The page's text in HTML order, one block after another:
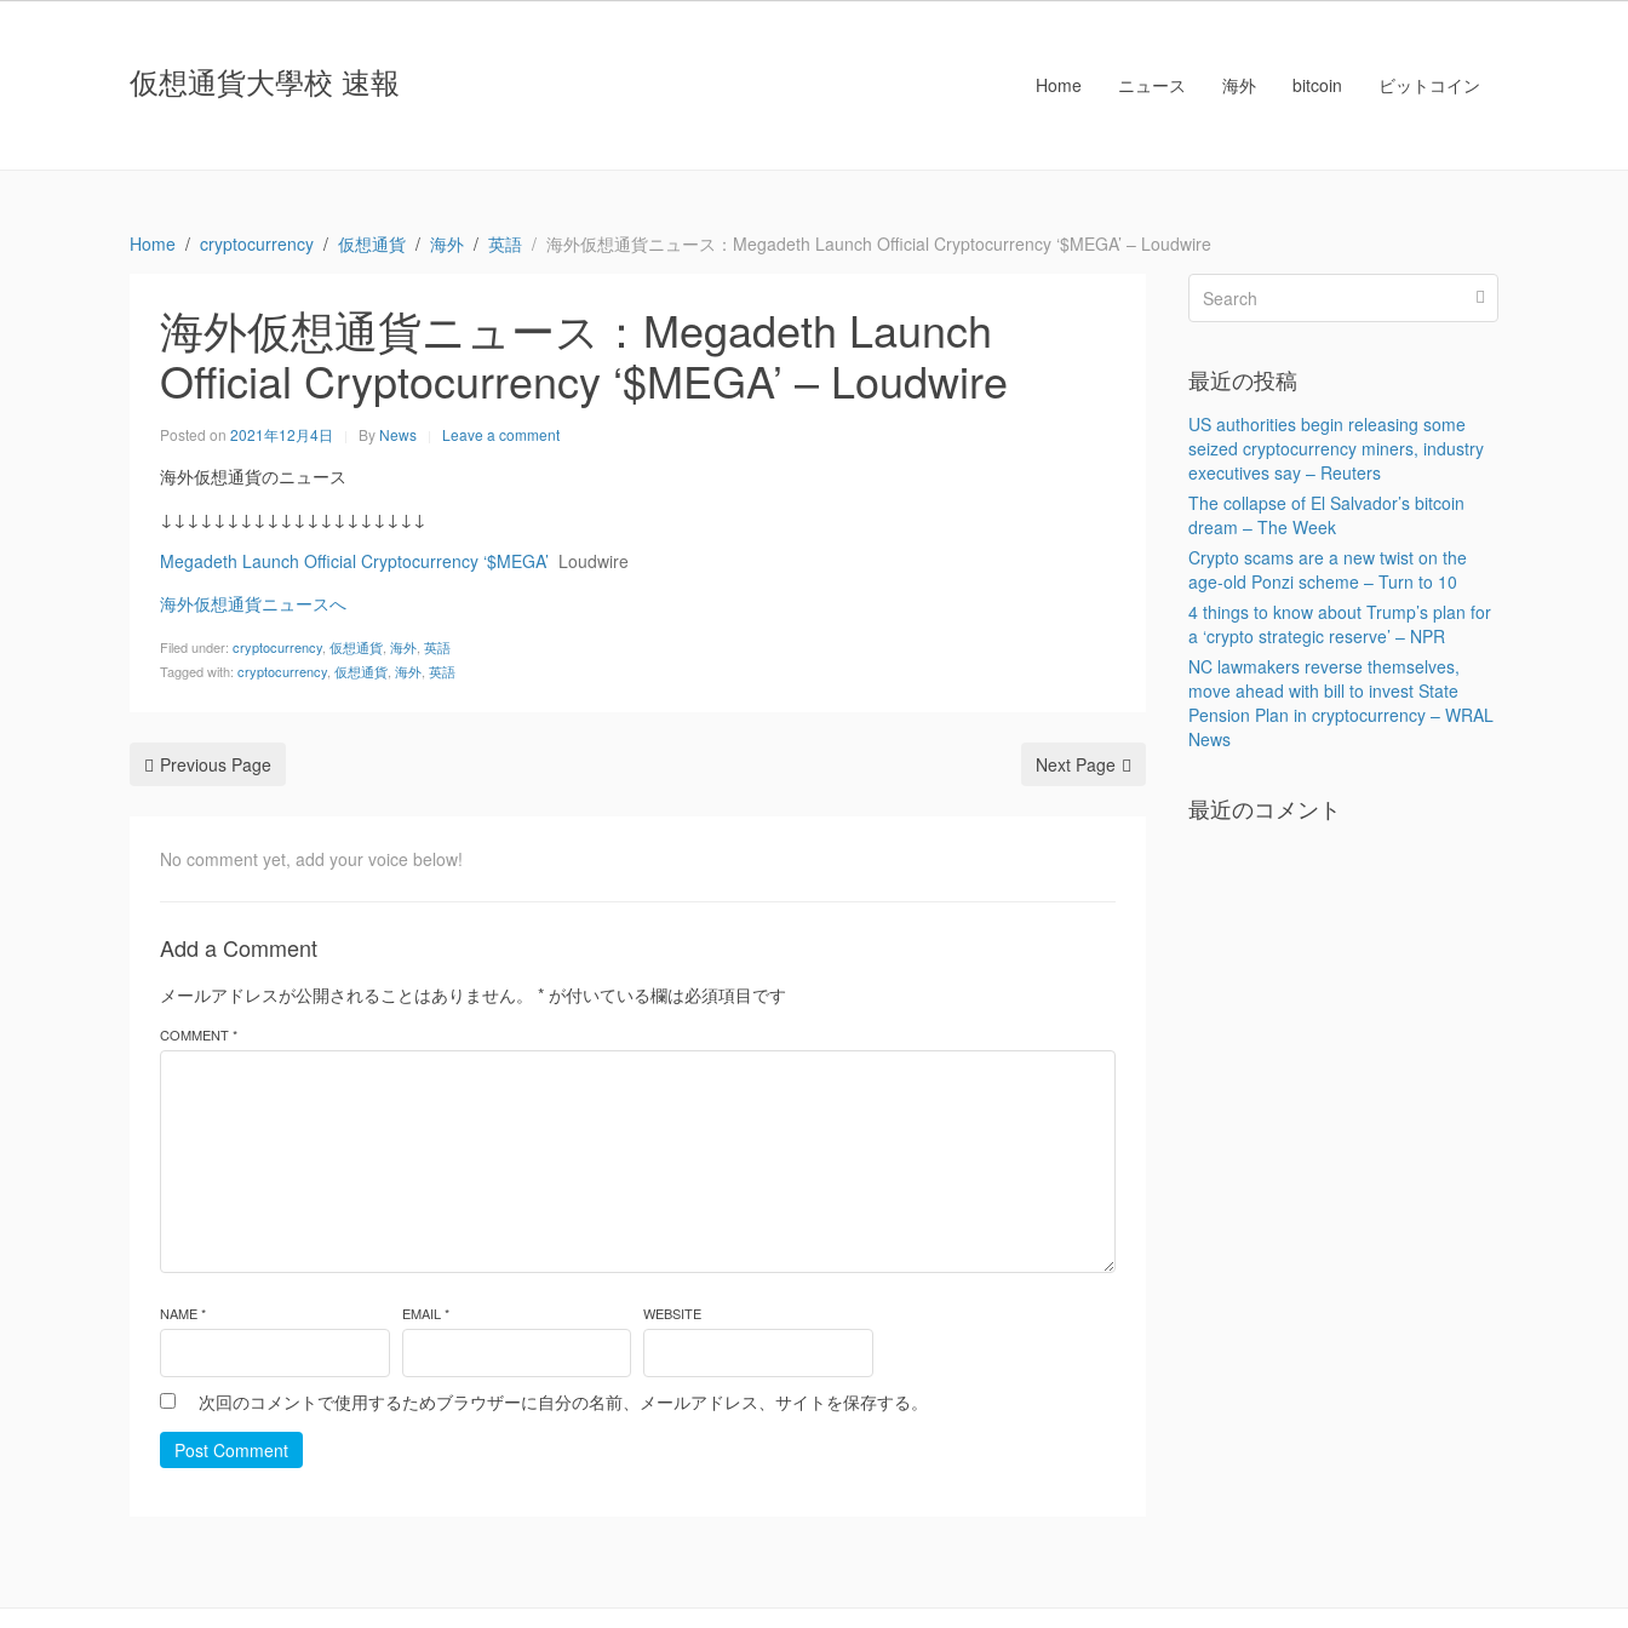
仮想通貨大學校 速報 Home ニュース 海外 bitcoin ビットコイン
Home cryptocurrency 仮想通貨 海外 英語 海外仮想通貨ニュース：Megadeth Launch Official Cryptocurrency ‘$MEGA’ – Loudwire
海外仮想通貨ニュース：Megadeth Launch
Official Cryptocurrency ‘$MEGA’ – Loudwire
Posted on 2021年12月4日 By News Leave a comment
海外仮想通貨のニュース
↓↓↓↓↓↓↓↓↓↓↓↓↓↓↓↓↓↓↓↓
Megadeth Launch Official Cryptocurrency ‘$MEGA’ Loudwire
海外仮想通貨ニュースへ
Filed under: cryptocurrency 仮想通貨 海外 英語
Tagged with: cryptocurrency 仮想通貨 海外 英語
Previous Page Next Page
No comment yet, add your voice below!
Add a Comment
メールアドレスが公開されることはありません。 * が付いている欄は必須項目です
COMMENT *
NAME * EMAIL * WEBSITE
次回のコメントで使用するためブラウザーに自分の名前、メールアドレス、サイトを保存する。
Post Comment
最近の投稿
US authorities begin releasing some
seized cryptocurrency miners, industry
executives say – Reuters
The collapse of El Salvador’s bitcoin
dream – The Week
Crypto scams are a new twist on the
age-old Ponzi scheme – Turn to 10
4 things to know about Trump’s plan for
a ‘crypto strategic reserve’ – NPR
NC lawmakers reverse themselves,
move ahead with bill to invest State
Pension Plan in cryptocurrency – WRAL
News
最近のコメント